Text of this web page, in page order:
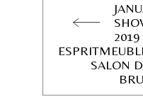
2019
SALON